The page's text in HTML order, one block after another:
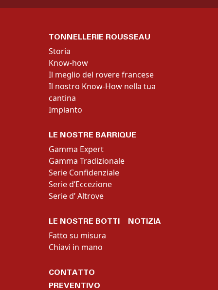
TONNELLERIE ROUSSEAU
Storia
Know-how
Il meglio del rovere francese
Il nostro Know-How nella tua
cantina
Impianto
LE NOSTRE BARRIQUE
Gamma Expert
Gamma Tradizionale
Serie Confidenziale
Serie d’Eccezione
Serie d’ Altrove
LE NOSTRE BOTTI
Fatto su misura
Chiavi in mano
NOTIZIA
CONTATTO
PREVENTIVO